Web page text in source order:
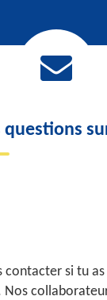
questions
contacter si tu
Nos